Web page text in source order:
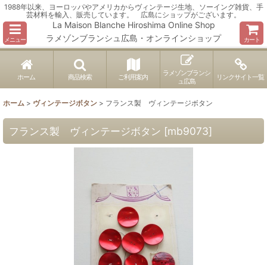
1988年以来、ヨーロッパやアメリカからヴィンテージ生地、ソーイング雑貨、手
芸材料を輸入、販売しています。 広島にショップがございます。
メニュー
La Maison Blanche Hiroshima Online Shop
ラメゾンブランシュ広島・オンラインショップ
カート
ホーム 商品検索 ご利用案内
ラメゾンブランシ
ュ広島
リンクサイト一覧
ホーム > ヴィンテージボタン > フランス製 ヴィンテージボタン
フランス製 ヴィンテージボタン [mb9073]